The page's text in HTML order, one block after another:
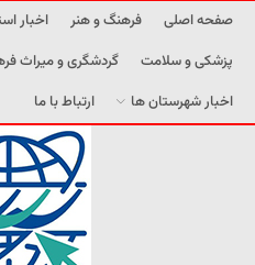
صفحه اصلی فرهنگ و هنر اخبار
پزشکی و سلامت
گردشگری و میراث
اخبار شهرستان ها
ارتباط با ما